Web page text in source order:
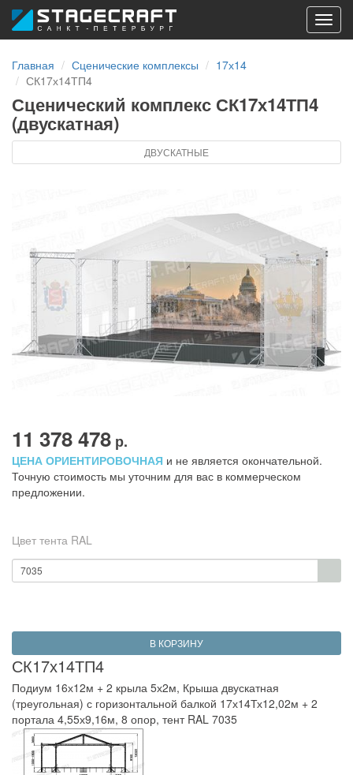
Главная
Сценические комплексы
17х14
СК17х14ТП4
Сценический комплекс СК17х14ТП4
(двускатная)
ДВУСКАТНЫЕ
11 378 478 р.
ЦЕНА ОРИЕНТИРОВОЧНАЯ и не является окончательной.
Точную стоимость мы уточним для вас в коммерческом
предложении.
Цвет тента RAL
7035
В КОРЗИНУ
СК17х14ТП4
Подиум 16х12м + 2 крыла 5х2м, Крыша двускатная
(треугольная) с горизонтальной балкой 17х14Тх12,02м + 2
портала 4,55х9,16м, 8 опор, тент RAL 7035